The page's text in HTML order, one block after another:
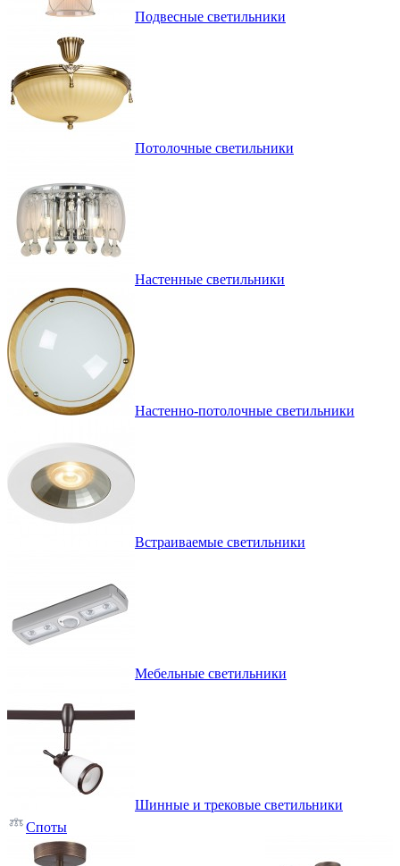
Подвесные светильники
Потолочные светильники
Настенные светильники
Настенно-потолочные светильники
Встраиваемые светильники
Мебельные светильники
Шинные и трековые светильники
Споты